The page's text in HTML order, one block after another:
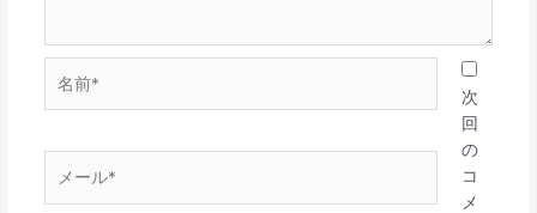
ー
次
回
の
コ
メ